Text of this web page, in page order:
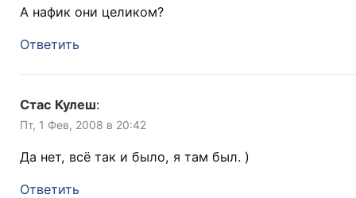
А нафик они целиком?
Ответить
Стас Кулеш:
Пт, 1 Фев, 2008 в 20:42
Да нет, всё так и было, я там был. )
Ответить